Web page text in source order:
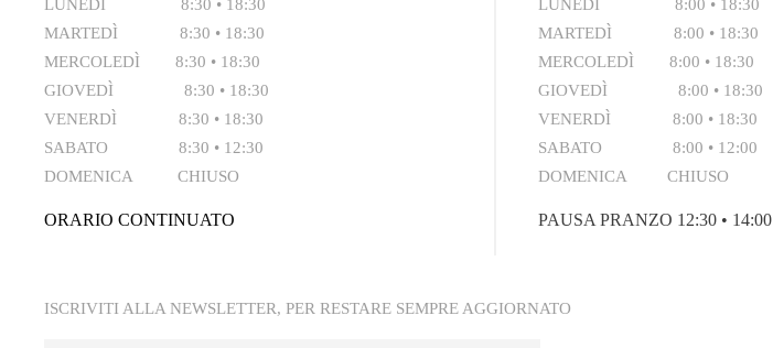
LUNEDÌ 8:30 • 18:30
MARTEDÌ 8:30 • 18:30
MERCOLEDÌ 8:30 • 18:30
GIOVEDÌ 8:30 • 18:30
VENERDÌ 8:30 • 18:30
SABATO 8:30 • 12:30
DOMENICA CHIUSO
ORARIO CONTINUATO
LUNEDÌ 8:00 • 18:30
MARTEDÌ 8:00 • 18:30
MERCOLEDÌ 8:00 • 18:30
GIOVEDÌ 8:00 • 18:30
VENERDÌ 8:00 • 18:30
SABATO 8:00 • 12:00
DOMENICA CHIUSO
PAUSA PRANZO 12:30 • 14:00
ISCRIVITI ALLA NEWSLETTER, PER RESTARE SEMPRE AGGIORNATO